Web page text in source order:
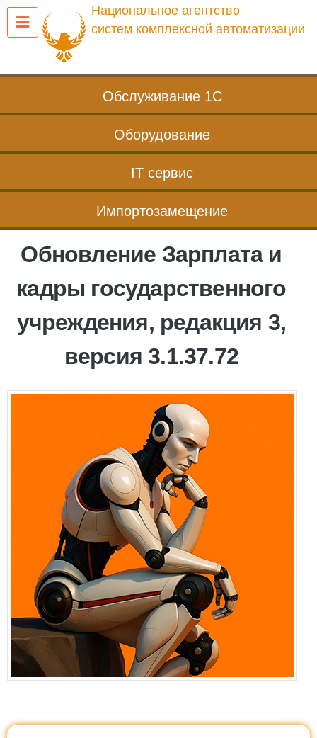
Перейти
содержанию
Национальное агентство
систем комплексной автоматизации
Обслуживание 1С
Оборудование
IT сервис
Импортозамещение
Обновление Зарплата и
кадры государственного
учреждения, редакция 3,
версия 3.1.37.72